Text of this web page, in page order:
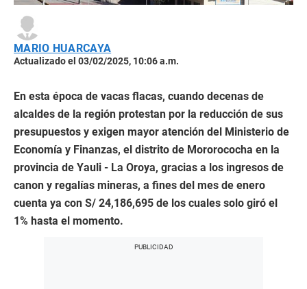
MARIO HUARCAYA
Actualizado el 03/02/2025, 10:06 a.m.
En esta época de vacas flacas, cuando decenas de
alcaldes de la región protestan por la reducción de sus
presupuestos y exigen mayor atención del Ministerio de
Economía y Finanzas, el distrito de Mororococha en la
provincia de Yauli - La Oroya, gracias a los ingresos de
canon y regalías mineras, a fines del mes de enero
cuenta ya con S/ 24,186,695 de los cuales solo giró el
1% hasta el momento.